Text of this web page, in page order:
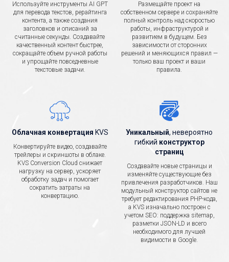
Используйте инструменты AI GPT
для перевода текстов, рерайтинга
контента, а также создания
заголовков и описаний за
считанные секунды. Создавайте
качественный контент быстрее,
сокращайте объем ручной работы
и упрощайте повседневные
текстовые задачи.
Размещайте проект на
собственном сервере и сохраняйте
полный контроль над скоростью
работы, инфраструктурой и
развитием в будущем. Без
зависимости от сторонних
решений и меняющихся правил —
только ваш проект и ваши
правила.
Облачная конвертация KVS
Конвертируйте видео, создавайте
трейлеры и скриншоты в облаке.
KVS Conversion Cloud снижает
нагрузку на сервер, ускоряет
обработку задач и помогает
сократить затраты на
конвертацию.
Уникальный, невероятно
гибкий конструктор
страниц
Создавайте новые страницы и
изменяйте существующие без
привлечения разработчиков. Наш
модульный конструктор сайтов не
требует редактирования PHP-кода,
а KVS изначально построен с
учетом SEO: поддержка sitemap,
разметки JSON-LD и всего
необходимого для лучшей
видимости в Google.